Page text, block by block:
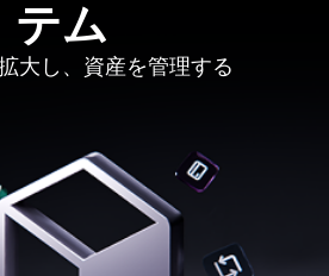
テム
大し、資産を管理する